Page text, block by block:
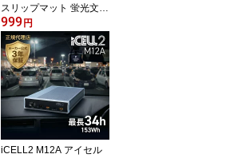
スリップマット 蛍光文字
滑り止め 車用 シリコン
マット シリコン スマホ
キーケース 警告 防犯 目
立つ ドライブレコーダー
ドラレコ いたずら防止
車上荒らし 手軽 簡単 コ
ンパクト
999 円
iCELL2 M12A アイセル